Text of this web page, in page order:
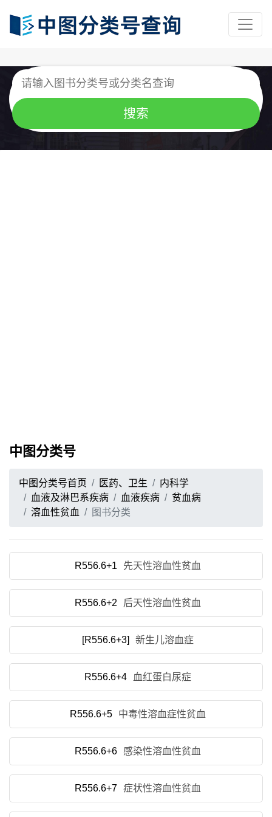
中图分类号
中图分类号首页 医药、卫生
内科学
血液及淋巴系疾病
血液疾病
贫血病
溶血性贫血
图书分类
R556.6+1 先天性溶血性贫血
R556.6+2 后天性溶血性贫血
[R556.6+3] 新生儿溶血症
R556.6+4 血红蛋白尿症
R556.6+5 中毒性溶血症性贫血
R556.6+6 感染性溶血性贫血
R556.6+7 症状性溶血性贫血